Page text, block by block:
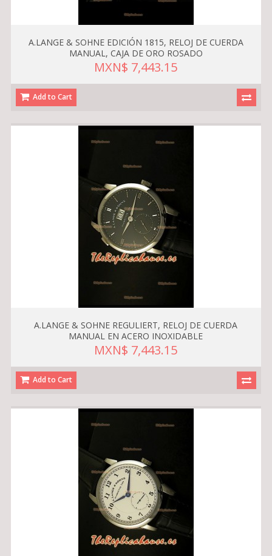
A.LANGE & SOHNE EDICIÓN 1815, RELOJ DE CUERDA
MANUAL, CAJA DE ORO ROSADO
MXN$ 7,443.15
Add to Cart
A.LANGE & SOHNE REGULIERT, RELOJ DE CUERDA
MANUAL EN ACERO INOXIDABLE
MXN$ 7,443.15
Add to Cart